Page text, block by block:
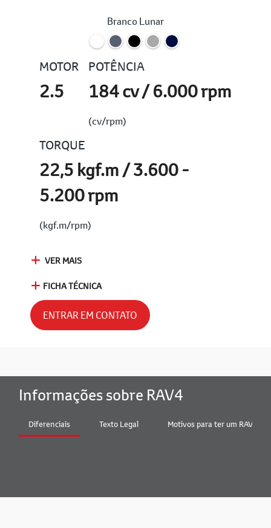
Branco Lunar
MOTOR
2.5
POTÊNCIA
184 cv / 6.000 rpm
(cv/rpm)
TORQUE
22,5 kgf.m / 3.600 -
5.200 rpm
(kgf.m/rpm)
VER MAIS
FICHA TÉCNICA
ENTRAR EM CONTATO
Informações sobre RAV4
Diferenciais Texto Legal Motivos para ter um RAV4